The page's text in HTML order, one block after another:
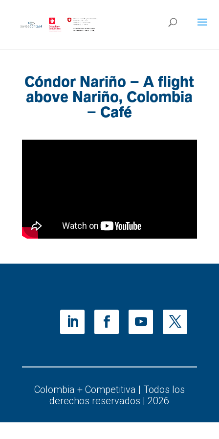
Cóndor Nariño – A flight
above Nariño, Colombia
– Café
Colombia + Competitiva | Todos los
derechos reservados | 2026